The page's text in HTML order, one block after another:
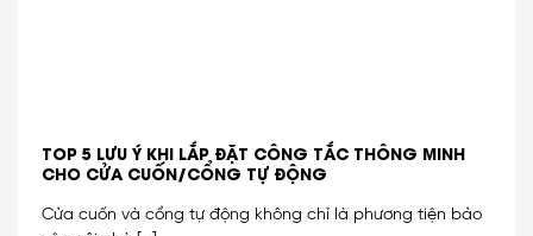
TOP 5 LƯU Ý KHI LẮP ĐẶT CÔNG TẮC THÔNG MINH
CHO CỬA CUỐN/CỔNG TỰ ĐỘNG
Cửa cuốn và cổng tự động không chỉ là phương tiện bảo